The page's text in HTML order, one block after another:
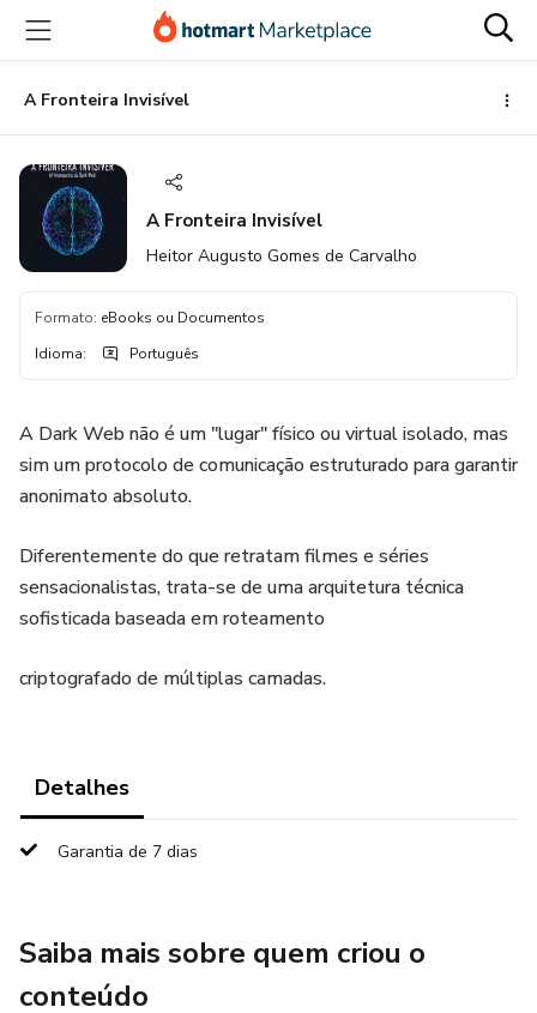
para
conteúdo
principal
para
pagamento
para
rodapé
A Fronteira Invisível
A Fronteira Invisível
Heitor Augusto Gomes de Carvalho
Formato: eBooks ou Documentos
Idioma: Português
A Dark Web não é um "lugar" físico ou virtual isolado, mas
sim um protocolo de comunicação estruturado para garantir
anonimato absoluto.
Diferentemente do que retratam filmes e séries
sensacionalistas, trata-se de uma arquitetura técnica
sofisticada baseada em roteamento
criptografado de múltiplas camadas.
Detalhes
Garantia de 7 dias
Saiba mais sobre quem criou o
conteúdo